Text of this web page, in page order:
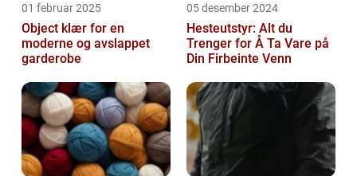
01 februar 2025
Object klær for en
moderne og avslappet
garderobe
05 desember 2024
Hesteutstyr: Alt du
Trenger for Å Ta Vare på
Din Firbeinte Venn